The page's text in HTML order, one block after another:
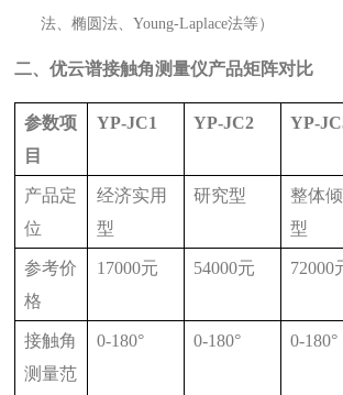
法、椭圆法、Young-Laplace法等）
二、优云谱接触角测量仪产品矩阵对比
参数项
目
YP-JC1 YP-JC2 YP-
产品定
位
经济实用
型
研究型
整体
型
参考价
格
17000元 54000元 72000
接触角
测量范
0-180° 0-180° 0-180°